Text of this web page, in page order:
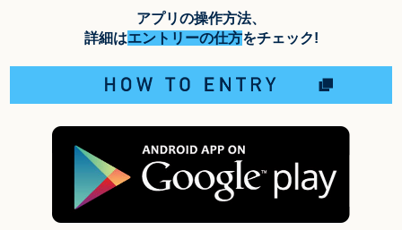
アプリの操作方法、
詳細はエントリーの仕方をチェック!